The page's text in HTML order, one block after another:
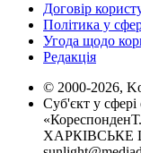
Договір
Політика у
Угода щодо
Редакція
© 2000-2026,
Суб'єкт у
ХАРКІВСЬКЕ